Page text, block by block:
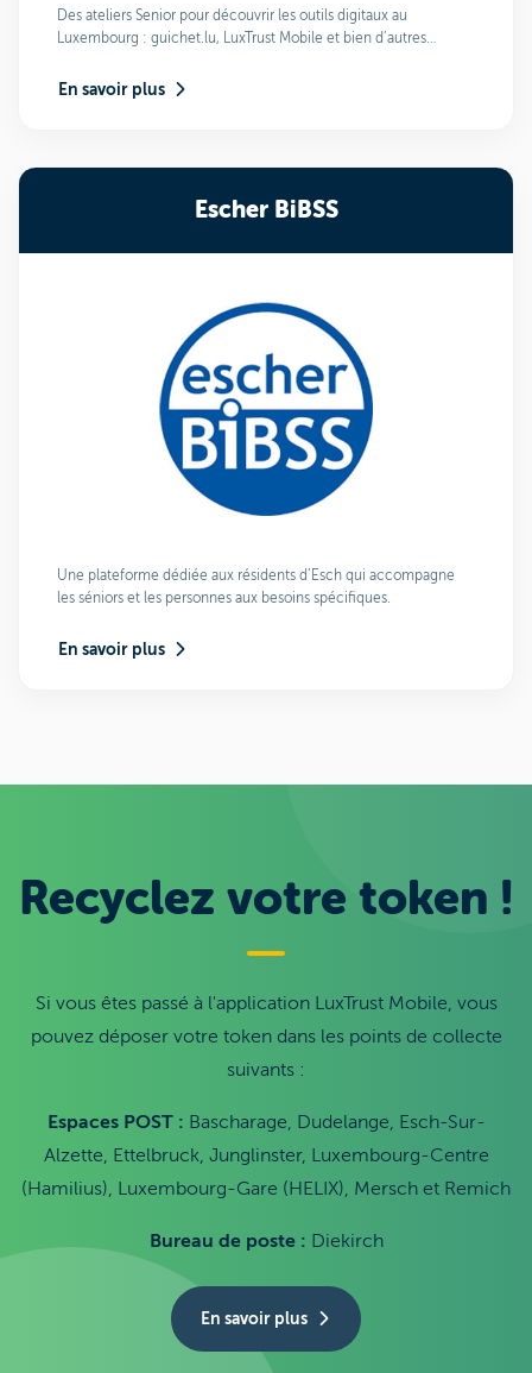
Des ateliers Senior pour découvrir les outils digitaux au
Luxembourg : guichet.lu, LuxTrust Mobile et bien d’autres…
En savoir plus
Escher BiBSS
Une plateforme dédiée aux résidents d’Esch qui accompagne
les séniors et les personnes aux besoins spécifiques.
En savoir plus
Recyclez votre token !
Si vous êtes passé à l'application LuxTrust Mobile, vous
pouvez déposer votre token dans les points de collecte
suivants :
Espaces POST : Bascharage, Dudelange, Esch-Sur-
Alzette, Ettelbruck, Junglinster, Luxembourg-Centre
(Hamilius), Luxembourg-Gare (HELIX), Mersch et Remich
Bureau de poste : Diekirch
En savoir plus